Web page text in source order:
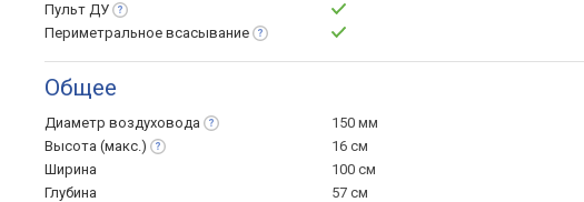
Пульт ДУ
Периметральное всасывание
Общее
Диаметр воздуховода
150 мм
Высота (макс.)
16 см
Ширина
100 см
Глубина
57 см